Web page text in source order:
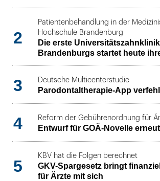
2
Patientenbehandlung in der
Hochschule Brandenburg
Die erste Universitätszahnklinik
Brandenburgs startet heute
3 Deutsche Multicenterstudie
Parodontaltherapie-App
4 Reform der Gebührenordnung für
Entwurf für GOÄ-Novelle
5
KBV hat die Folgen berechnet
GKV-Spargesetz bringt
für Ärzte mit sich